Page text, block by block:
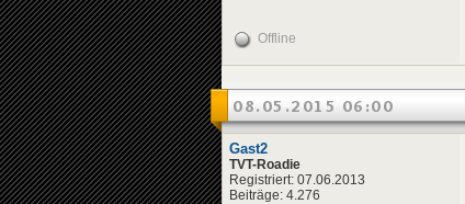
Offline
08.05.2015 06:00
Gast2
TVT-Roadie
Registriert: 07.06.2013
Beiträge: 4.276